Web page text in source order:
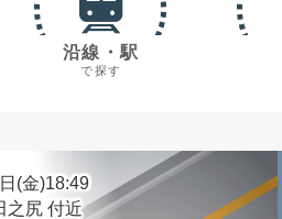
沿線・駅
で探す
(金)18:49
之尻 付近